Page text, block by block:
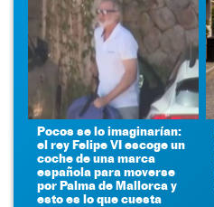
Pocos se lo imaginarían:
el rey Felipe VI escoge un
coche de una marca
española para moverse
por Palma de Mallorca y
esto es lo que cuesta